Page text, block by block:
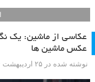
عکاسی از ماشین: یک
عکس ماشین ها
نوشته شده در ۲۵ اردیبهشت ۱۳۹۶